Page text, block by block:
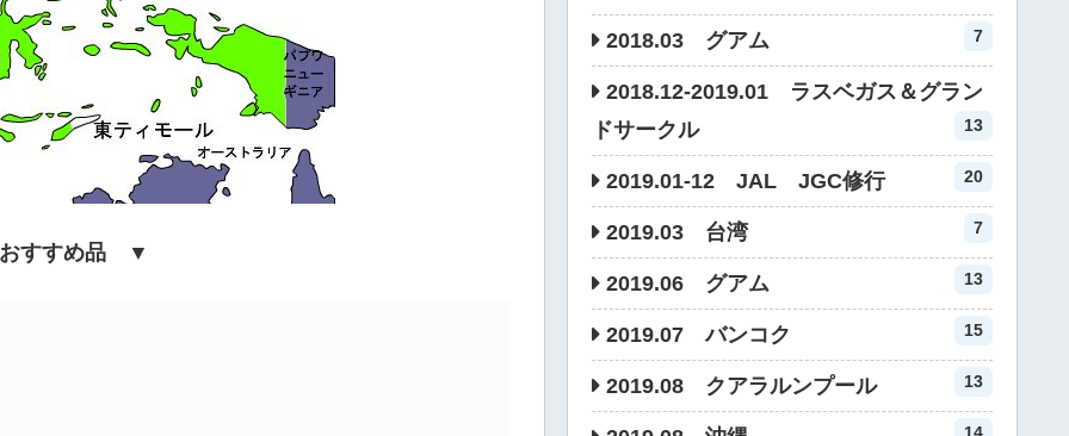
すすめ品 ▼
2018.03 グアム 7
2018.12-2019.01 ラスベガス＆グラン
ドサークル
13
2019.01-12 JAL JGC修行 20
2019.03 台湾 7
2019.06 グアム 13
2019.07 バンコク 15
2019.08 クアラルンプール 13
14